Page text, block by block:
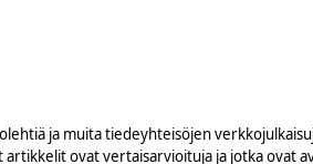
ja muita tiedeyhteisöjen
ovat vertaisarvioituja ja jotka ovat